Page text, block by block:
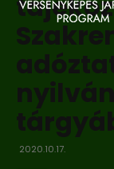
2020.10.17.